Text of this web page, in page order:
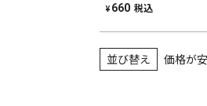
¥ 660 税込
並び替え 価格が